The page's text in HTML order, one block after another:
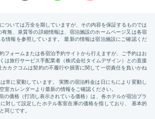
ぱり
福の時